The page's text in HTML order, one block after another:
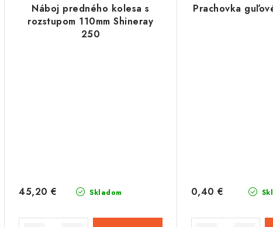
Náboj predného kolesa s
rozstupom 110mm Shineray
250
Skladom
45,20 €
Prachovka
0,40 €